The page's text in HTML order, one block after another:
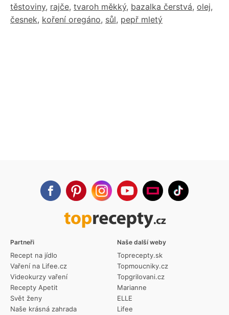
těstoviny, rajče, tvaroh měkký, bazalka čerstvá, olej,
česnek, koření oregáno, sůl, pepř mletý
Partneři
Recept na jídlo
Vaření na Lifee.cz
Videokurzy vaření
Recepty Apetit
Svět ženy
Naše krásná zahrada
Naše další weby
Toprecepty.sk
Topmoucniky.cz
Topgrilovani.cz
Marianne
ELLE
Lifee